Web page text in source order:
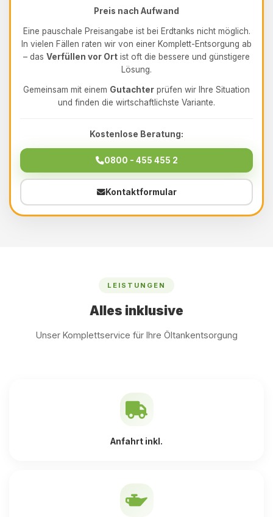
Preis nach Aufwand
Eine pauschale Preisangabe ist bei Erdtanks nicht möglich.
In vielen Fällen raten wir von einer Komplett-Entsorgung ab
– das Verfüllen vor Ort ist oft die bessere und günstigere
Lösung.
Gemeinsam mit einem Gutachter prüfen wir Ihre Situation
und finden die wirtschaftlichste Variante.
Kostenlose Beratung:
0800 - 455 455 2
Kontaktformular
LEISTUNGEN
Alles inklusive
Unser Komplettservice für Ihre Öltankentsorgung
Anfahrt inkl.